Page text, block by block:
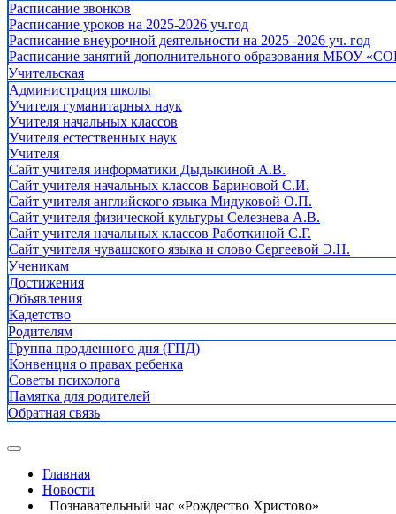
Расписание звонков
Расписание уроков на 2025-2026 уч.год
Расписание внеурочной деятельности на 2025 -2026 уч. год
Расписание занятий дополнительного образования МБОУ
Учительская
Администрация школы
Учителя гуманитарных наук
Учителя начальных классов
Учителя естественных наук
Учителя
Cайт учителя информатики Дыдыкиной А.В.
Сайт учителя начальных классов Бариновой С.И.
Сайт учителя английского языка Мидуковой О.П.
Сайт учителя физической культуры Селезнева А.В.
Сайт учителя начальных классов Работкиной С.Г.
Сайт учителя чувашского языка и слово Сергеевой Э.Н.
Ученикам
Достижения
Объявления
Кадетство
Родителям
Группа продленного дня (ГПД)
Конвенция о правах ребенка
Советы психолога
Памятка для родителей
Обратная связь
Главная
Новости
Познавательный час «Рождество Христово»